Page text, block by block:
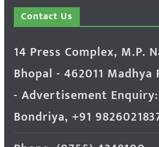
Contact Us
14 Press Complex, M.P.
Bhopal - 462011 Madhya
- Advertisement
Bondriya, +91